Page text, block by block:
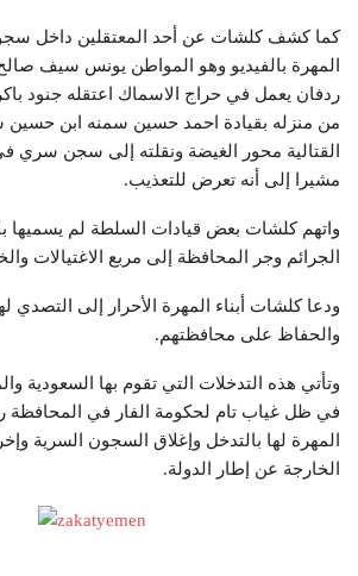
كما كشف كلشات عن أحد المعتقلين داخل
المهرة بالفيديو وهو المواطن يونس سيف
ردفان يعمل في حراج الاسماك اعتقله جنود
من منزله بقيادة احمد حسين سمنه ابن حسين
القتالية محور الغيضة ونقلته إلى سجن سري
مشيرا إلى أنه تعرض للتعذيب.
واتهم كلشات بعض قيادات السلطة لم يسميها
الجرائم وجر المحافظة إلى مربع الاغتيالات
ودعا كلشات أبناء المهرة الأحرار إلى التصدي
والحفاظ على محافظتهم.
وتأتي هذه التدخلات التي تقوم بها السعودية
في ظل غياب تام لحكومة الفار في المحافظة
المهرة لها بالتدخل وإغلاق السجون السرية
الخارجة عن إطار الدولة.